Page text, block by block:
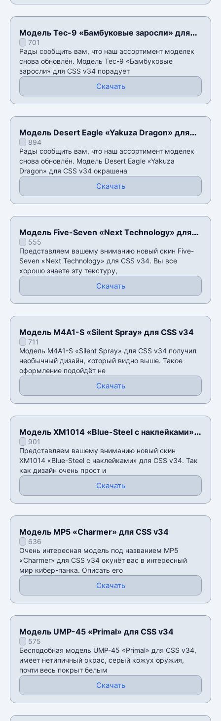
Модель Tec-9 «Бамбуковые заросли» для
CSS v34
701
Рады сообщить вам, что наш ассортимент моделек
снова обновлён. Модель Tec-9 «Бамбуковые
заросли» для CSS v34 порадует
Скачать
Модель Desert Eagle «Yakuza Dragon» для
CSS v34
894
Рады сообщить вам, что наш ассортимент моделек
снова обновлён. Модель Desert Eagle «Yakuza
Dragon» для CSS v34 окрашена
Скачать
Модель Five-Seven «Next Technology» для
CSS v34
555
Представляем вашему вниманию новый скин Five-
Seven «Next Technology» для CSS v34. Вы все
хорошо знаете эту текстуру,
Скачать
Модель M4A1-S «Silent Spray» для CSS v34
711
Модель M4A1-S «Silent Spray» для CSS v34 получил
необычный дизайн, который видно выше. Такое
оформление подойдёт не
Скачать
Модель XM1014 «Blue-Steel с наклейками»
для CSS v34
901
Представляем вашему вниманию новый скин
XM1014 «Blue-Steel с наклейками» для CSS v34. Так
как дизайн очень прост и
Скачать
Модель MP5 «Charmer» для CSS v34
636
Очень интересная модель под названием MP5
«Charmer» для CSS v34 окунёт вас в интересный
мир кибер-панка. Описать его
Скачать
Модель UMP-45 «Primal» для CSS v34
575
Бесподобная модель UMP-45 «Primal» для CSS v34,
имеет нетипичный окрас, серый кожух оружия,
почти весь покрыт белым
Скачать